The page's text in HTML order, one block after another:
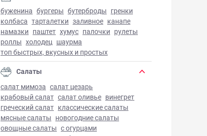
буженина бургеры бутерброды гренки
колбаса тарталетки заливное канапе
намазки паштет хумус палочки рулеты
роллы холодец шаурма
топ быстрых, вкусных и простых
Салаты
салат мимоза салат цезарь
крабовый салат салат оливье винегрет
греческий салат классические салаты
мясные салаты новогодние салаты
овощные салаты с огурцами